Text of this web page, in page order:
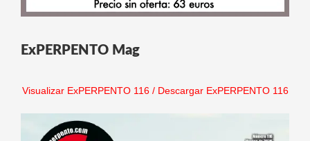
ExPERPENTO Mag
Visualizar ExPERPENTO 116/ Descargar ExPERPENTO 116